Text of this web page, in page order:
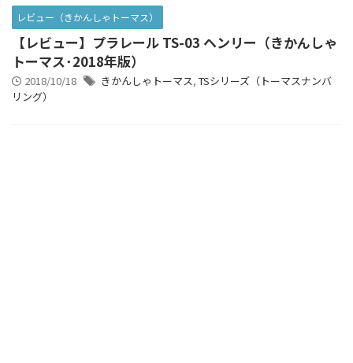
レビュー（きかんしゃトーマス）
【レビュー】プラレール TS-03 ヘンリー（きかんしゃ
トーマス･2018年版）
2018/10/18 きかんしゃトーマス, TSシリーズ（トーマスナンバ
リング）